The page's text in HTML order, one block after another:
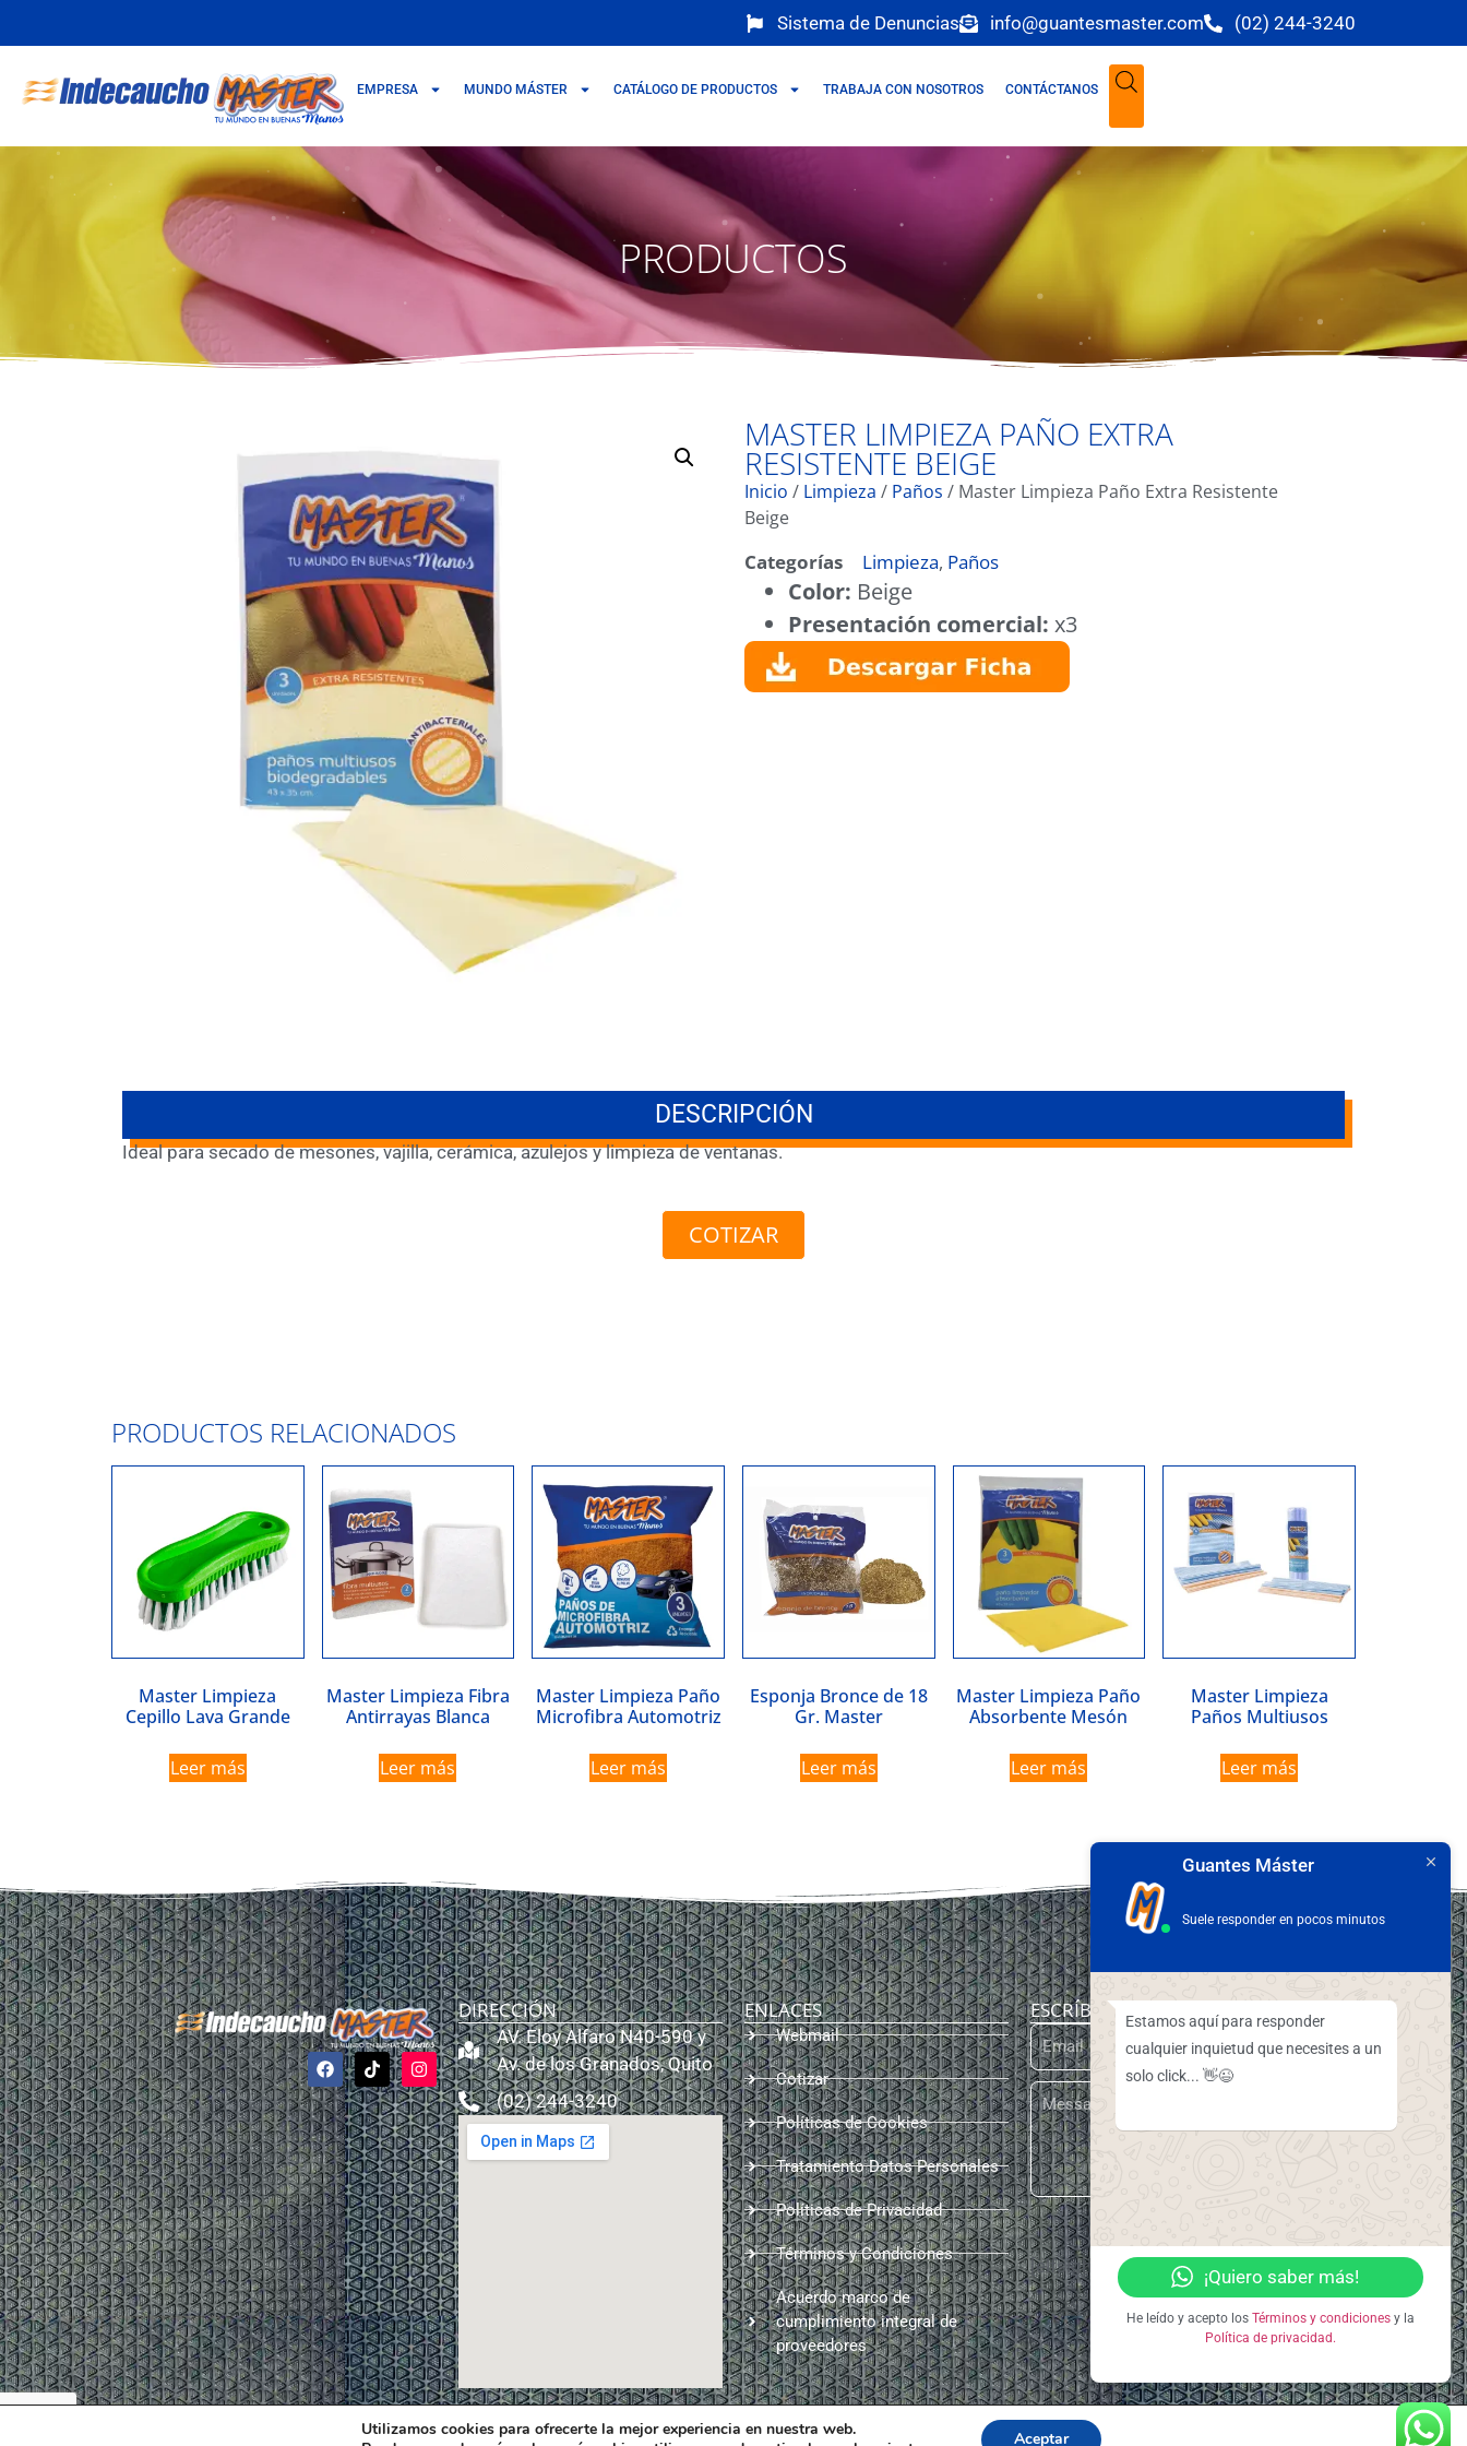
Sistema de Denuncias info@guantesmaster.com (02) 244-3240
EMPRESA MUNDO MÁSTER CATÁLOGO DE PRODUCTOS TRABAJA CON NOSOTROS CONTÁCTANOS
PRODUCTOS
MASTER LIMPIEZA PAÑO EXTRA
RESISTENTE BEIGE
Inicio / Limpieza / Paños / Master Limpieza Paño Extra Resistente
Beige
Categorías Limpieza, Paños
Color: Beige
Presentación comercial: x3
DESCRIPCIÓN
Ideal para secado de mesones, vajilla, cerámica, azulejos y limpieza de ventanas.
COTIZAR
PRODUCTOS RELACIONADOS
Master Limpieza
Cepillo Lava Grande
Leer más
Master Limpieza Fibra
Antirrayas Blanca
Leer más
Master Limpieza Paño
Microfibra Automotriz
Leer más
Esponja Bronce de 18
Gr. Master
Leer más
Master Limpieza Paño
Absorbente Mesón
Leer más
Master Limpieza
Paños Multiusos
Leer más
DIRECCIÓN
AV. Eloy Alfaro N40-590 y
Av. de los Granados, Quito
(02) 244-3240
ENLACES
Webmail
Cotizar
Políticas de Cookies
Tratamiento Datos Personales
Políticas de Privacidad
Términos y Condiciones
Acuerdo marco de
cumplimiento integral de
proveedores
ESCRÍBENOS
[elfsight_whatsapp_chat id="3"]
Utilizamos cookies para ofrecerte la mejor experiencia en nuestra web.
Aceptar
Guantes Máster
Suele responder en pocos minutos
Estamos aquí para responder
cualquier inquietud que necesites a un
solo click... 👋😉
¡Quiero saber más!
He leído y acepto los Términos y condiciones y la
Política de privacidad.